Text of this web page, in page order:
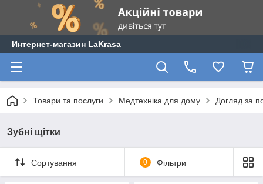
Интернет-магазин LaKrasa
Товари та послуги Медтехніка для дому Догляд за
Зубні щітки
Сортування 0 Фільтри